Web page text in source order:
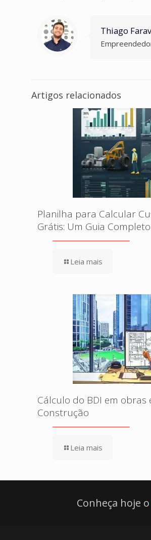
Thiago
Artigos relacionados
Planilha para Calcular
Grátis: Um Guia
Leia mais
Cálculo do BDI em obras
Construção
Leia mais
Conheça hoje o